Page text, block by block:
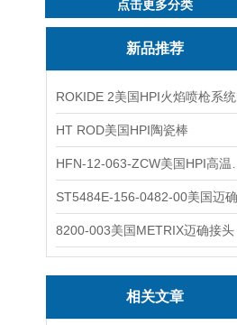
点击更多分类
新品推荐
ROKIDE 2美国HPI火焰喷枪系统
HT ROD美国HPI陶瓷棒
8200-003美国METRIX迈确接头
相关文章